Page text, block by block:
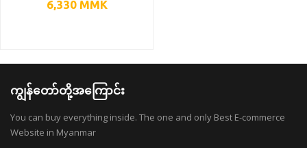
6,330 MMK
ကျွန်တော်တို့အကြောင်း
You can buy everything inside. The one and only Best E-commerce
Website in Myanmar